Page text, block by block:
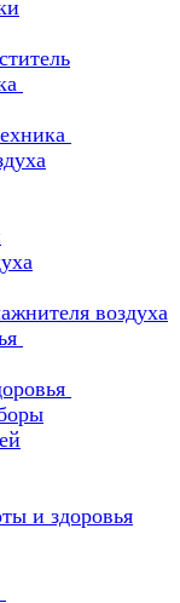
воздуха
и здоровья